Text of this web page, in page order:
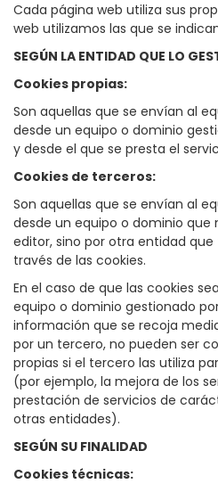
Cada página web utiliza sus
web utilizamos las que se
SEGÚN LA ENTIDAD QUE LO
Cookies propias:
Son aquellas que se envían al
desde un equipo o dominio
y desde el que se presta el
Cookies de terceros:
Son aquellas que se envían al
desde un equipo o dominio que
editor, sino por otra entidad
través de las cookies.
En el caso de que las cookies
equipo o dominio gestionado
información que se recoja
por un tercero, no pueden ser
propias si el tercero las utiliza
(por ejemplo, la mejora de los
prestación de servicios de
otras entidades).
SEGÚN SU FINALIDAD
Cookies técnicas: